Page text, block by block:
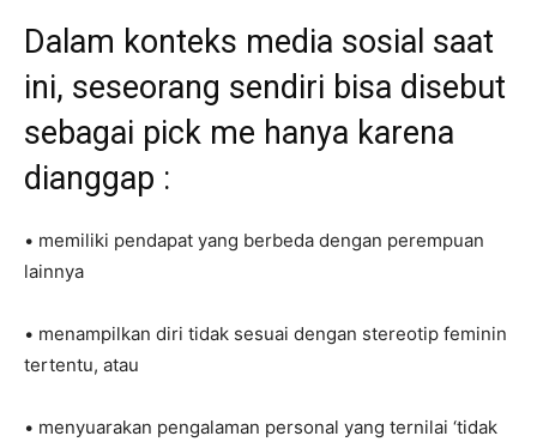
Dalam konteks media sosial saat
ini, seseorang sendiri bisa disebut
sebagai pick me hanya karena
dianggap :
• memiliki pendapat yang berbeda dengan perempuan
lainnya
• menampilkan diri tidak sesuai dengan stereotip feminin
tertentu, atau
• menyuarakan pengalaman personal yang ternilai ‘tidak